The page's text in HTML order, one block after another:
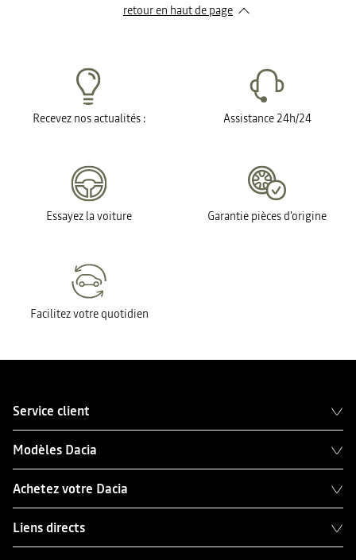
retour en haut de page​
Recevez nos actualités : Assistance 24h/24
Essayez la voiture Garantie pièces d'origine
Facilitez votre quotidien
Service client
Modèles Dacia
Achetez votre Dacia
Liens directs